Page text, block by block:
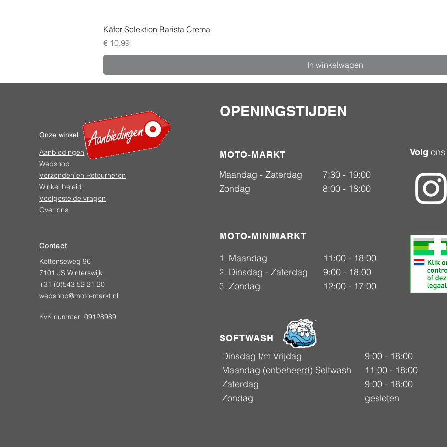
Käfer Selektion Barista Crema
Prijs
€ 10,99
In winkelwagen
Aanbiedingen
Webshop
Verzenden en Retourneren
Winkel beleid
Veelgestelde vragen
Over ons
Onze winkel
Contact
Kottenseweg 96
7101 JS Winterswijk
+31 (0)543 52 21 20
webshop@moto-markt.nl
KvK nummer 09128989
OPENINGSTIJDEN
MOTO-MARKT Volg
Maandag - Zaterdag
7:30 - 19:00
Zondag
8:00 - 18:00
MOTO-MINIMARKT
1. Maandag
11:00 - 18:00
2. Dinsdag - Zaterdag
9:00 - 18:00
3. Zondag
12:00 - 17:00
SOFTWASH
Dinsdag t/m Vrijdag
9:00 - 18:00
Maandag (onbeheerd) Selfwash
11:00 - 18:00
Zaterdag
9:00 - 18:00
Zondag
gesloten